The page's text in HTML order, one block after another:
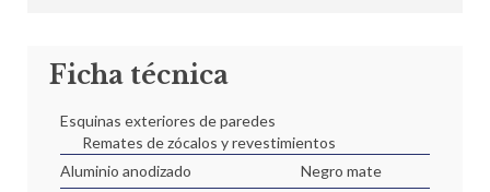
Ficha técnica
Esquinas exteriores de paredes
Remates de zócalos y revestimientos
Aluminio anodizado
Negro mate